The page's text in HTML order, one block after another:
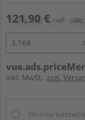
121,90 € / m²
inkl. MwSt. zzgl.